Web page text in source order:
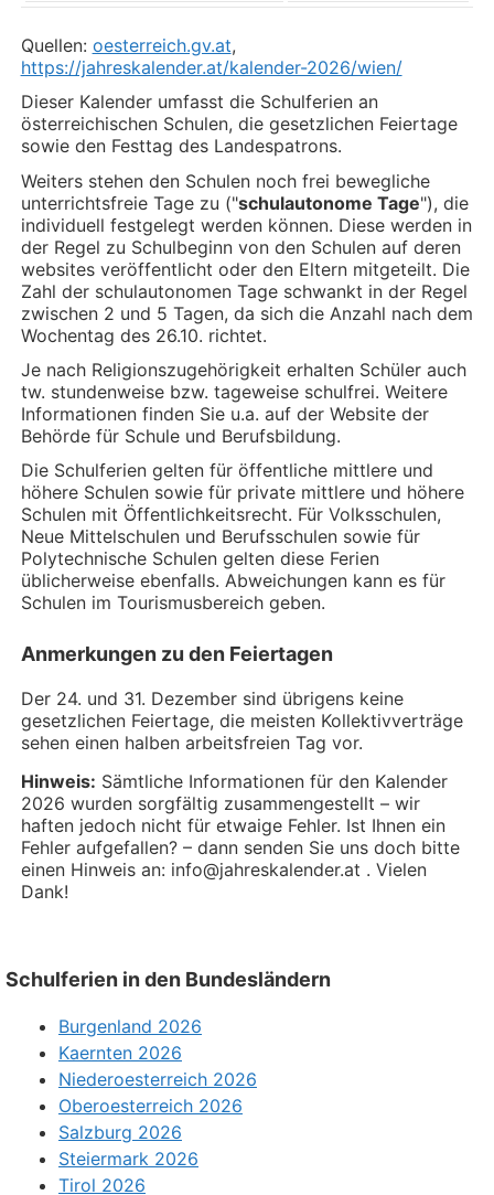
Quellen: oesterreich.gv.at,
https://jahreskalender.at/kalender-2026/wien/
Dieser Kalender umfasst die Schulferien an
österreichischen Schulen, die gesetzlichen Feiertage
sowie den Festtag des Landespatrons.
Weiters stehen den Schulen noch frei bewegliche
unterrichtsfreie Tage zu ("schulautonome Tage"), die
individuell festgelegt werden können. Diese werden in
der Regel zu Schulbeginn von den Schulen auf deren
websites veröffentlicht oder den Eltern mitgeteilt. Die
Zahl der schulautonomen Tage schwankt in der Regel
zwischen 2 und 5 Tagen, da sich die Anzahl nach dem
Wochentag des 26.10. richtet.
Je nach Religionszugehörigkeit erhalten Schüler auch
tw. stundenweise bzw. tageweise schulfrei. Weitere
Informationen finden Sie u.a. auf der Website der
Behörde für Schule und Berufsbildung.
Die Schulferien gelten für öffentliche mittlere und
höhere Schulen sowie für private mittlere und höhere
Schulen mit Öffentlichkeitsrecht. Für Volksschulen,
Neue Mittelschulen und Berufsschulen sowie für
Polytechnische Schulen gelten diese Ferien
üblicherweise ebenfalls. Abweichungen kann es für
Schulen im Tourismusbereich geben.
Anmerkungen zu den Feiertagen
Der 24. und 31. Dezember sind übrigens keine
gesetzlichen Feiertage, die meisten Kollektivverträge
sehen einen halben arbeitsfreien Tag vor.
Hinweis: Sämtliche Informationen für den Kalender
2026 wurden sorgfältig zusammengestellt – wir
haften jedoch nicht für etwaige Fehler. Ist Ihnen ein
Fehler aufgefallen? – dann senden Sie uns doch bitte
einen Hinweis an: info@jahreskalender.at . Vielen
Dank!
Schulferien in den Bundesländern
Burgenland 2026
Kaernten 2026
Niederoesterreich 2026
Oberoesterreich 2026
Salzburg 2026
Steiermark 2026
Tirol 2026